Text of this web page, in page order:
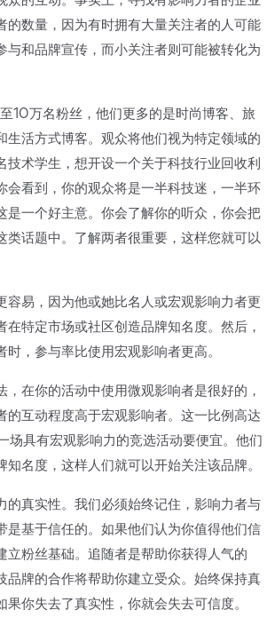
的数量，因为有时拥有大量关注者的人可能
与和品牌宣传，而小关注者则可能被转化为
10万名粉丝，他们更多的是时尚博客、旅
生活方式博客。观众将他们视为特定领域的
技术学生，想开设一个关于科技行业回收利
会看到，你的观众将是一半科技迷，一半环
是一个好主意。你会了解你的听众，你会把
类话题中。了解两者很重要，这样您就可以
容易，因为他或她比名人或宏观影响力者更
在特定市场或社区创造品牌知名度。然后，
时，参与率比使用宏观影响者更高。
，在你的活动中使用微观影响者是很好的，
的互动程度高于宏观影响者。这一比例高达
场具有宏观影响力的竞选活动要便宜。他们
知名度，这样人们就可以开始关注该品牌。
的真实性。我们必须始终记住，影响力者与
是基于信任的。如果他们认为你值得他们信
立粉丝基础。追随者是帮助你获得人气的
品牌的合作将帮助你建立受众。始终保持真
果你失去了真实性，你就会失去可信度。